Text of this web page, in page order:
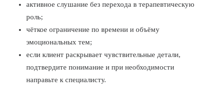
активное слушание без перехода в терапевтическую
роль;
чёткое ограничение по времени и объёму
эмоциональных тем;
если клиент раскрывает чувствительные детали,
подтвердите понимание и при необходимости
направьте к специалисту.